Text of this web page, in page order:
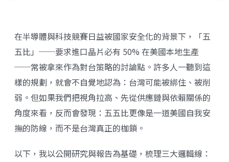
在半導體與科技競賽日益被國家安全化的背景下，「五
五比」──要求進口晶片必有 50% 在美國本地生產
──常被拿來作為對台策略的討論點。許多人一聽到這
樣的規劃，就會不自覺地認為：台灣可能被綁住、被削
弱。但如果我們把視角拉高、先從供應鏈與依賴關係的
角度來看，反而會發現：五五比更像是一道美國自我安
撫的防線，而不是台灣真正的枷鎖。
以下，我以公開研究與報告為基礎，梳理三大邏輯線：